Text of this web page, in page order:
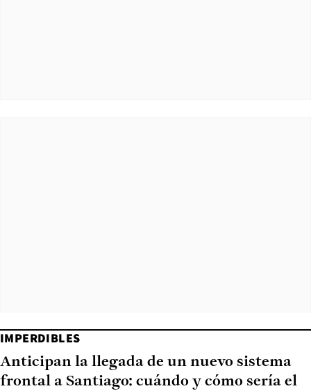
IMPERDIBLES
Anticipan la llegada de un nuevo sistema
frontal a Santiago: cuándo y cómo sería el